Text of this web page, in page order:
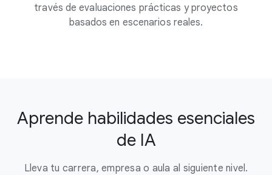
través de evaluaciones prácticas y proyectos
basados en escenarios reales.
Aprende habilidades esenciales
de IA
Lleva tu carrera, empresa o aula al siguiente nivel.